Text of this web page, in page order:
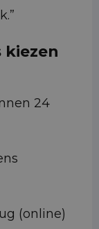
24
(online)